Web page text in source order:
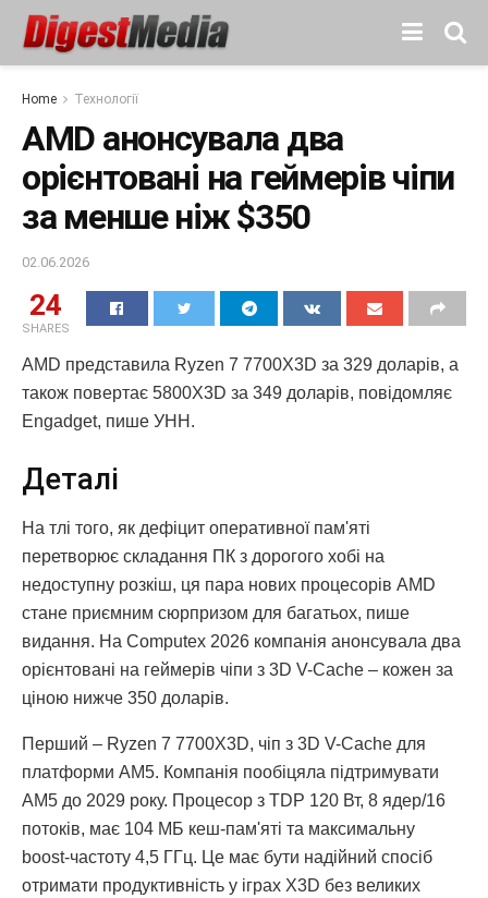
Home Технології
AMD анонсувала два
орієнтовані на геймерів чіпи
за менше ніж $350
02.06.2026
24
SHARES
AMD представила Ryzen 7 7700X3D за 329 доларів, а
також повертає 5800X3D за 349 доларів, повідомляє
Engadget, пише УНН.
Деталі
На тлі того, як дефіцит оперативної пам'яті
перетворює складання ПК з дорогого хобі на
недоступну розкіш, ця пара нових процесорів AMD
стане приємним сюрпризом для багатьох, пише
видання. На Computex 2026 компанія анонсувала два
орієнтовані на геймерів чіпи з 3D V-Cache – кожен за
ціною нижче 350 доларів.
Перший – Ryzen 7 7700X3D, чіп з 3D V-Cache для
платформи AM5. Компанія пообіцяла підтримувати
AM5 до 2029 року. Процесор з TDP 120 Вт, 8 ядер/16
потоків, має 104 МБ кеш-пам'яті та максимальну
boost-частоту 4,5 ГГц. Це має бути надійний спосіб
отримати продуктивність у іграх X3D без великих